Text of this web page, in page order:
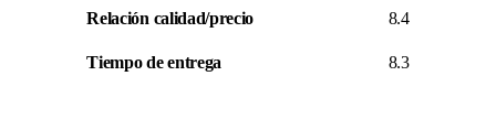
Relación calidad/precio 8.4
Tiempo de entrega 8.3